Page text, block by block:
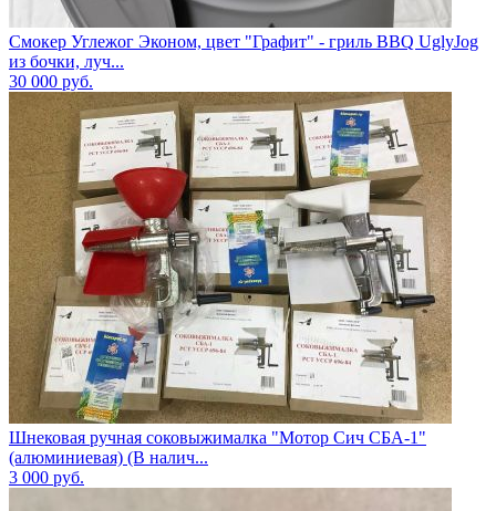
Смокер Углежог Эконом, цвет "Графит" - гриль BBQ UglyJog
из бочки, луч...
30 000 руб.
Шнековая ручная соковыжималка "Мотор Сич СБА-1"
(алюминиевая) (В налич...
3 000 руб.